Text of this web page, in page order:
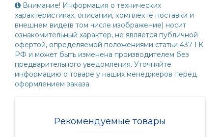
Внимание! Информация о технических
характеристиках, описании, комплекте поставки и
внешнем виде(в том числе изображение) носит
ознакомительный характер, не является публичной
офертой, определяемой положениями статьи 437 ГК
РФ и может быть изменена производителем без
предварительного уведомления. Уточняйте
информацию о товаре у наших менеджеров перед
оформлением заказа.
Рекомендуемые товары